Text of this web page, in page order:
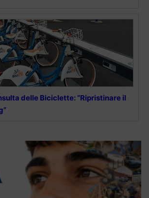
delle Biciclette: “Ripristinare il